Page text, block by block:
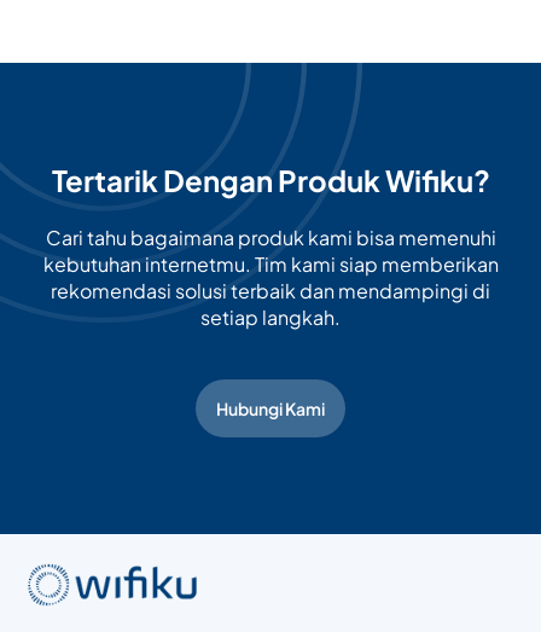
Tertarik Dengan Produk Wifiku?
Cari tahu bagaimana produk kami bisa memenuhi
kebutuhan internetmu. Tim kami siap memberikan
rekomendasi solusi terbaik dan mendampingi di
setiap langkah.
Hubungi Kami